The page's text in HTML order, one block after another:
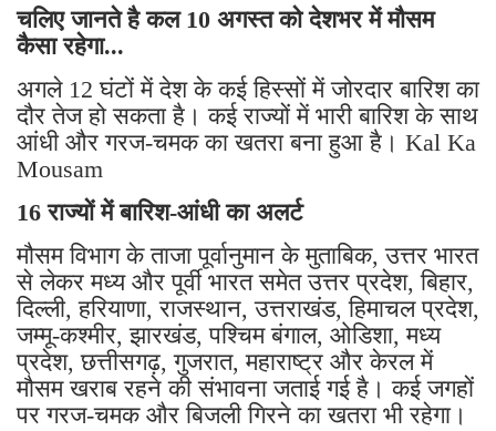
चलिए जानते है कल 10 अगस्त को देशभर में मौसम
कैसा रहेगा...
अगले 12 घंटों में देश के कई हिस्सों में जोरदार बारिश का
दौर तेज हो सकता है। कई राज्यों में भारी बारिश के साथ
आंधी और गरज-चमक का खतरा बना हुआ है। Kal Ka
Mousam
16 राज्यों में बारिश-आंधी का अलर्ट
मौसम विभाग के ताजा पूर्वानुमान के मुताबिक, उत्तर भारत
से लेकर मध्य और पूर्वी भारत समेत उत्तर प्रदेश, बिहार,
दिल्ली, हरियाणा, राजस्थान, उत्तराखंड, हिमाचल प्रदेश,
जम्मू-कश्मीर, झारखंड, पश्चिम बंगाल, ओडिशा, मध्य
प्रदेश, छत्तीसगढ़, गुजरात, महाराष्ट्र और केरल में
मौसम खराब रहने की संभावना जताई गई है। कई जगहों
पर गरज-चमक और बिजली गिरने का खतरा भी रहेगा।